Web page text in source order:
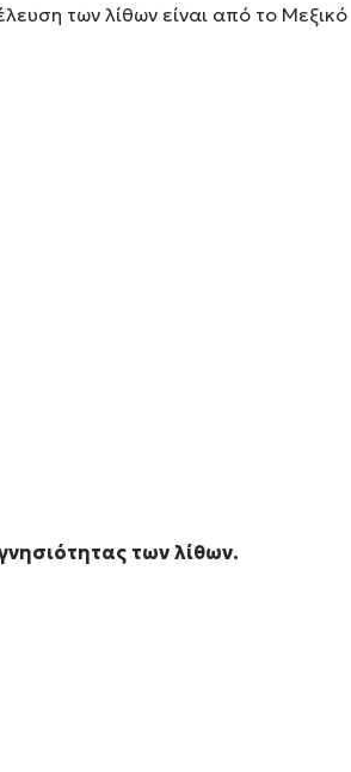
των λίθων είναι από το Μεξικό
των λίθων.